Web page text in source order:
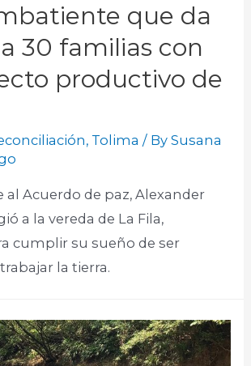
que da
30 familias con
productivo de
, Tolima / BySusana
al Acuerdo de paz, Alexander
a la vereda de La Fila,
cumplir su sueño de ser
la tierra.​